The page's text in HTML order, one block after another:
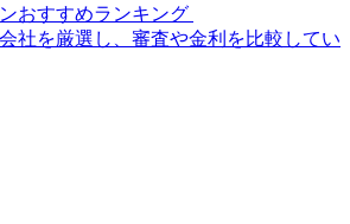
おすすめランキング
社を厳選し、審査や金利を比較してい